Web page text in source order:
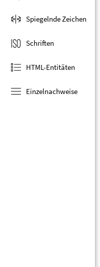
Spiegelnde Zeichen
Schriften
HTML-Entitäten
Einzelnachweise